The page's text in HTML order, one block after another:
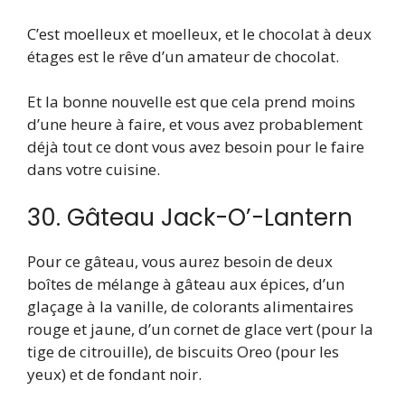
C’est moelleux et moelleux, et le chocolat à deux
étages est le rêve d’un amateur de chocolat.
Et la bonne nouvelle est que cela prend moins
d’une heure à faire, et vous avez probablement
déjà tout ce dont vous avez besoin pour le faire
dans votre cuisine.
30. Gâteau Jack-O’-Lantern
Pour ce gâteau, vous aurez besoin de deux
boîtes de mélange à gâteau aux épices, d’un
glaçage à la vanille, de colorants alimentaires
rouge et jaune, d’un cornet de glace vert (pour la
tige de citrouille), de biscuits Oreo (pour les
yeux) et de fondant noir.